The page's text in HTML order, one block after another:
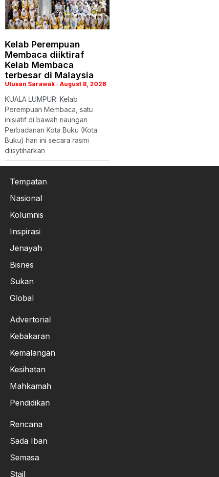
Kelab Perempuan
Membaca diiktiraf
Kelab Membaca
terbesar di Malaysia
Utusan Sarawak August 8, 2026
KUALA LUMPUR: Kelab
Perempuan Membaca, satu
inisiatif di bawah naungan
Perbadanan Kota Buku (Kota
Buku) hari ini secara rasmi
diisytiharkan
Tempatan
Nasional
Kolumnis
Inspirasi
Jenayah
Bisnes
Sukan
Global
Advertorial
Kebakaran
Kemalangan
Kesihatan
Mahkamah
Pendidikan
Rencana
Sada Iban
Semasa
Stail